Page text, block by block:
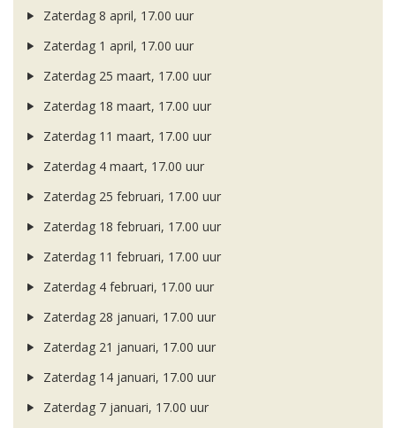
Zaterdag 8 april, 17.00 uur
Zaterdag 1 april, 17.00 uur
Zaterdag 25 maart, 17.00 uur
Zaterdag 18 maart, 17.00 uur
Zaterdag 11 maart, 17.00 uur
Zaterdag 4 maart, 17.00 uur
Zaterdag 25 februari, 17.00 uur
Zaterdag 18 februari, 17.00 uur
Zaterdag 11 februari, 17.00 uur
Zaterdag 4 februari, 17.00 uur
Zaterdag 28 januari, 17.00 uur
Zaterdag 21 januari, 17.00 uur
Zaterdag 14 januari, 17.00 uur
Zaterdag 7 januari, 17.00 uur